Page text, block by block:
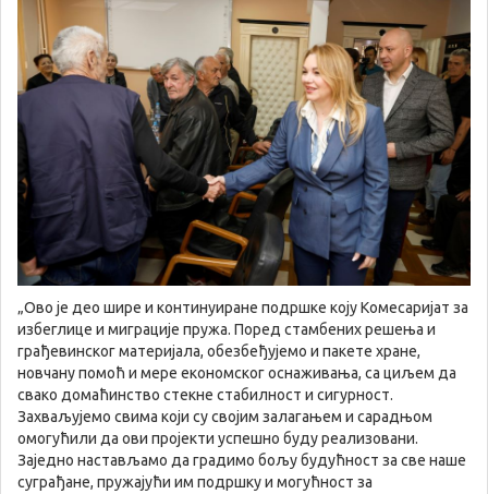
„Ово је део шире и континуиране подршке коју Комесаријат за
избеглице и миграције пружа. Поред стамбених решења и
грађевинског материјала, обезбеђујемо и пакете хране,
новчану помоћ и мере економског оснаживања, са циљем да
свако домаћинство стекне стабилност и сигурност.
Захваљујемо свима који су својим залагањем и сарадњом
омогућили да ови пројекти успешно буду реализовани.
Заједно настављамо да градимо бољу будућност за све наше
суграђане, пружајући им подршку и могућност за